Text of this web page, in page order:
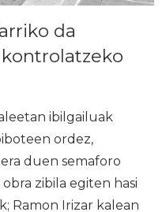
da
ibilgailuak
ordez,
duen semaforo
zibila egiten hasi
Ramon Irizar kalean